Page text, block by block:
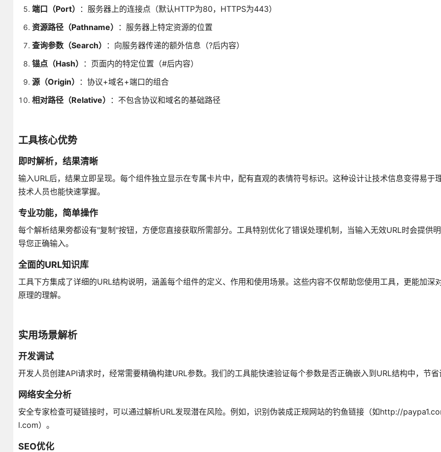
端口（Port）
：服务器上的连接点（默认HTTP为80，HTTPS为443）
资源路径（Pathname）
：服务器上特定资源的位置
查询参数（Search）
：向服务器传递的额外信息（?后内容）
锚点（Hash）
：页面内的特定位置（#后内容）
源（Origin）
：协议+域名+端口的组合
相对路径（Relative）
：不包含协议和域名的基础路径
工具核心优势
即时解析，结果清晰
输入URL后，结果立即呈现。每个组件独立显示在专属卡片中，配有直观的表情符号标识。这种设计让技术信息变得易于
技术人员也能快速掌握。
专业功能，简单操作
每个解析结果旁都设有"复制"按钮，方便您直接获取所需部分。工具特别优化了错误处理机制，当输入无效URL时会提供
导您正确输入。
全面的URL知识库
工具下方集成了详细的URL结构说明，涵盖每个组件的定义、作用和使用场景。这些内容不仅帮助您使用工具，更能加深
原理的理解。
实用场景解析
开发调试
开发人员创建API请求时，经常需要精确构建URL参数。我们的工具能快速验证每个参数是否正确嵌入到URL结构中，节
网络安全分析
安全专家检查可疑链接时，可以通过解析URL发现潜在风险。例如，识别伪装成正规网站的钓鱼链接（如http://
l.com）。
SEO优化